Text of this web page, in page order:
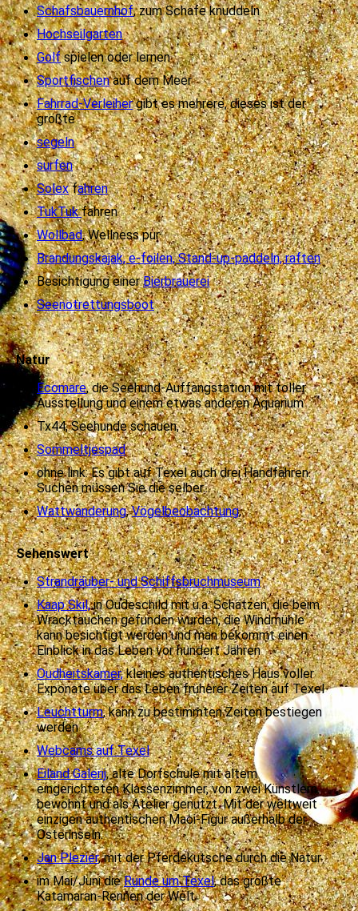
Schafsbauernhof, zum Schafe knuddeln
Hochseilgarten
Golfspielen oder lernen
Sportfischenauf dem Meer
Fahrrad-Verleihergibt es mehrere, dieses ist der
größte
segeln
surfen
Solexfahren
TukTukfahren
Wollbad, Wellness pur
Brandungskajak, e-foilen, Stand-up-paddeln, raften
Besichtigung einerBierbrauerei
Seenotrettungsboot
Natur
Ecomare, die Seehund-Auffangstation mit toller
Ausstellung und einem etwas anderen Aquarium
Tx44, Seehunde schauen,
Sommeltjespad
ohne link: Es gibt auf Texel auch drei Handfähren.
Suchen müssen Sie die selber...
Wattwanderung,Vögelbeobachtung,
Sehenswert
Strandräuber- und Schiffsbruchmuseum
Kaap Skil,in Oudeschild mit u.a. Schätzen, die beim
Wracktauchen gefunden wurden, die Windmühle
kann besichtigt werden und man bekommt einen
Einblick in das Leben vor hundert Jahren
Oudheitskamer,kleines authentisches Haus voller
Exponate über das Leben früherer Zeiten auf Texel
Leuchtturm, kann zu bestimmten Zeiten bestiegen
werden
Webcams auf Texel
Eiland Galerij, alte Dorfschule mit altem
eingerichteten Klassenzimmer, von zwei Künstlern
bewohnt und als Atelier genutzt. Mit der weltweit
einzigen authentischen Maoi-Figur außerhalb der
Osterinseln.
Jan Plezier, mit der Pferdekutsche durch die Natur
im Mai/Juni dieRunde um Texel, das größte
Katamaran-Rennen der Welt